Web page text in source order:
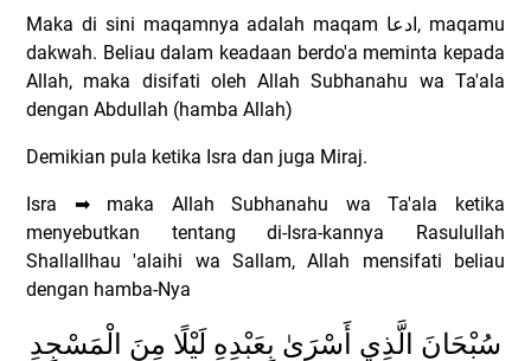
Maka di sini maqamnya adalah maqam ادعا, maqamu
dakwah. Beliau dalam keadaan berdo'a meminta kepada
Allah, maka disifati oleh Allah Subhanahu wa Ta'ala
dengan Abdullah (hamba Allah)
Demikian pula ketika Isra dan juga Miraj.
Isra ➡maka Allah Subhanahu wa Ta'ala ketika
menyebutkan tentang di-Isra-kannya Rasulullah
Shallallhau 'alaihi wa Sallam, Allah mensifati beliau
dengan hamba-Nya
سُبْحَانَ الَّذِي أَسْرَىٰ بِعَبْدِهِ لَيْلًا مِنَ الْمَسْجِدِ